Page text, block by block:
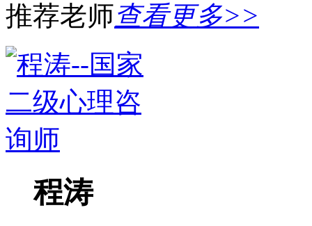
推荐老师查看更多>>
程涛